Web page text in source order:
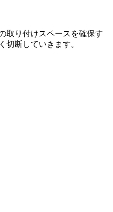
取り付けスペースを確保す
切断していきます。